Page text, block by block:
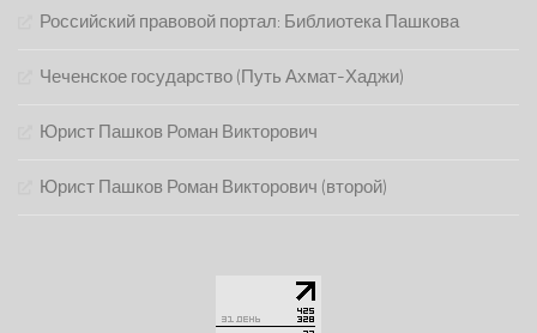
Российский правовой портал: Библиотека Пашкова
Чеченское государство (Путь Ахмат-Хаджи)
Юрист Пашков Роман Викторович
Юрист Пашков Роман Викторович (второй)